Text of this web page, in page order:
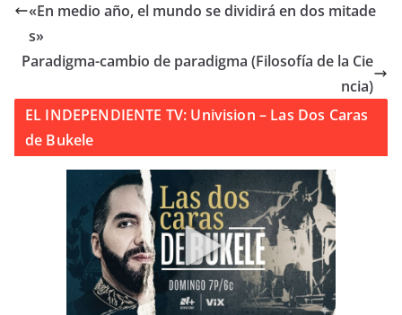
«En medio año, el mundo se dividirá en dos mitade
s»
Paradigma-cambio de paradigma (Filosofía de la Cie
ncia)
EL INDEPENDIENTE TV: Univision – Las Dos Caras
de Bukele